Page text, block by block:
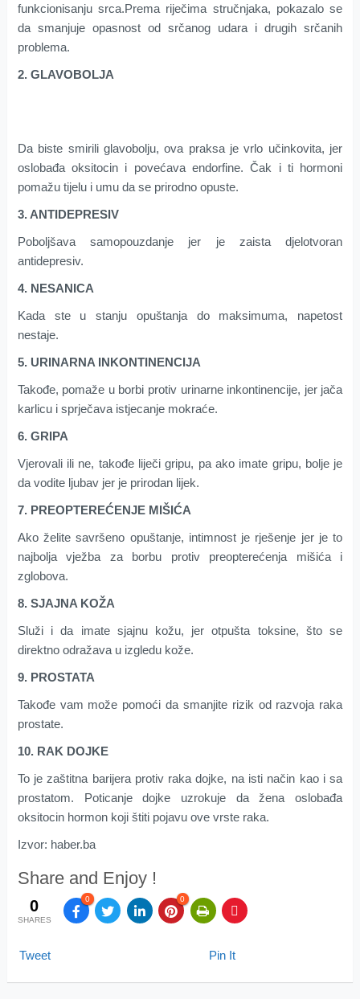
funkcionisanju srca.Prema riječima stručnjaka, pokazalo se
da smanjuje opasnost od srčanog udara i drugih srčanih
problema.
2. GLAVOBOLJA
Da biste smirili glavobolju, ova praksa je vrlo učinkovita, jer
oslobađa oksitocin i povećava endorfine. Čak i ti hormoni
pomažu tijelu i umu da se prirodno opuste.
3. ANTIDEPRESIV
Poboljšava samopouzdanje jer je zaista djelotvoran
antidepresiv.
4. NESANICA
Kada ste u stanju opuštanja do maksimuma, napetost
nestaje.
5. URINARNA INKONTINENCIJA
Takođe, pomaže u borbi protiv urinarne inkontinencije, jer jača
karlicu i sprječava istjecanje mokraće.
6. GRIPA
Vjerovali ili ne, takođe liječi gripu, pa ako imate gripu, bolje je
da vodite ljubav jer je prirodan lijek.
7. PREOPTEREĆENJE MIŠIĆA
Ako želite savršeno opuštanje, intimnost je rješenje jer je to
najbolja vježba za borbu protiv preopterećenja mišića i
zglobova.
8. SJAJNA KOŽA
Služi i da imate sjajnu kožu, jer otpušta toksine, što se
direktno odražava u izgledu kože.
9. PROSTATA
Takođe vam može pomoći da smanjite rizik od razvoja raka
prostate.
10. RAK DOJKE
To je zaštitna barijera protiv raka dojke, na isti način kao i sa
prostatom. Poticanje dojke uzrokuje da žena oslobađa
oksitocin hormon koji štiti pojavu ove vrste raka.
Izvor: haber.ba
Share and Enjoy !
0
SHARES
0 0
Tweet Pin It